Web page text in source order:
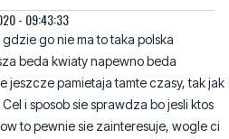
jeszcze pamietaja tamte czasy, tak jak
i sposob sie sprawdza bo jesli ktos
to pewnie sie zainteresuje, wogle ci
silnika moze i glosny ale cel
tyle ludzi potrafi sie zorganizowac i
jest dobry by upamietnic wazne